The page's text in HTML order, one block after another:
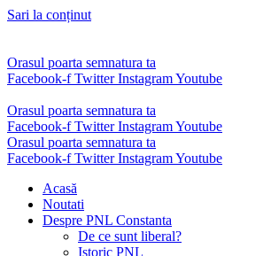
Sari la conținut
Orasul poarta semnatura ta
Facebook-f Twitter InstagramYoutube
Orasul poarta semnatura ta
Facebook-f Twitter InstagramYoutube
Orasul poarta semnatura ta
Facebook-f Twitter InstagramYoutube
Acasă
Noutati
Despre PNL Constanta
De ce sunt liberal?
Istoric PNL